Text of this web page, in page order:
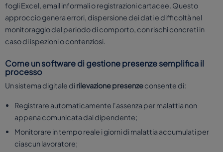
fogli Excel, email informali o registrazioni cartacee. Questo
approccio genera errori, dispersione dei dati e difficoltà nel
monitoraggio del periodo di comporto, con rischi concreti in
caso di ispezioni o contenziosi.
Come un software di gestione presenze semplifica il
processo
Un sistema digitale di rilevazione presenzeconsente di:
Registrare automaticamente l'assenza per malattia non
appena comunicata dal dipendente;
Monitorare in tempo reale i giorni di malattia accumulati per
ciascun lavoratore;